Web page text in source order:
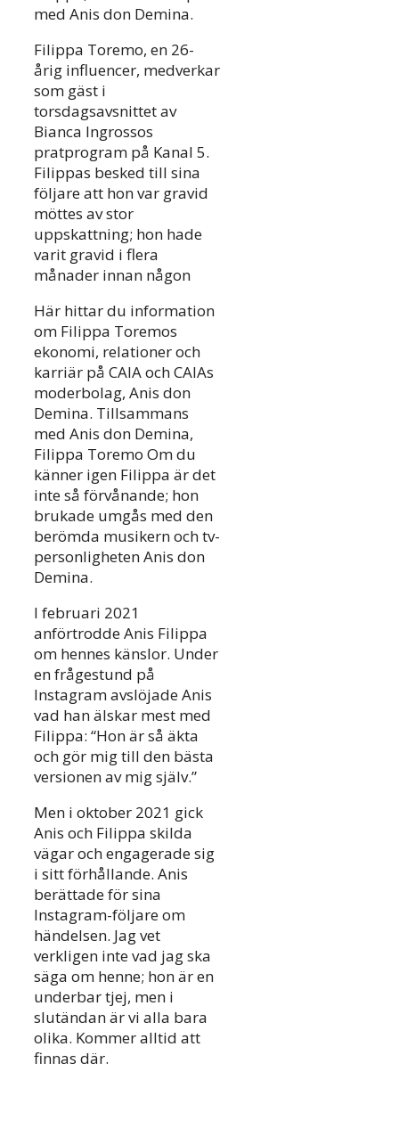
med Anis don Demina.
Filippa Toremo, en 26-
årig influencer, medverkar
som gäst i
torsdagsavsnittet av
Bianca Ingrossos
pratprogram på Kanal 5.
Filippas besked till sina
följare att hon var gravid
möttes av stor
uppskattning; hon hade
varit gravid i flera
månader innan någon
Här hittar du information
om Filippa Toremos
ekonomi, relationer och
karriär på CAIA och CAIAs
moderbolag, Anis don
Demina. Tillsammans
med Anis don Demina,
Filippa Toremo Om du
känner igen Filippa är det
inte så förvånande; hon
brukade umgås med den
berömda musikern och tv-
personligheten Anis don
Demina.
I februari 2021
anförtrodde Anis Filippa
om hennes känslor. Under
en frågestund på
Instagram avslöjade Anis
vad han älskar mest med
Filippa: “Hon är så äkta
och gör mig till den bästa
versionen av mig själv.”
Men i oktober 2021 gick
Anis och Filippa skilda
vägar och engagerade sig
i sitt förhållande. Anis
berättade för sina
Instagram-följare om
händelsen. Jag vet
verkligen inte vad jag ska
säga om henne; hon är en
underbar tjej, men i
slutändan är vi alla bara
olika. Kommer alltid att
finnas där.